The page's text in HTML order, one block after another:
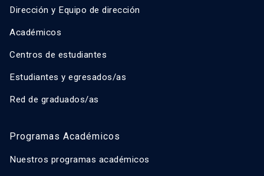
Dirección y Equipo de dirección
Académicos
Centros de estudiantes
Estudiantes y egresados/as
Red de graduados/as
Programas Académicos
Nuestros programas académicos